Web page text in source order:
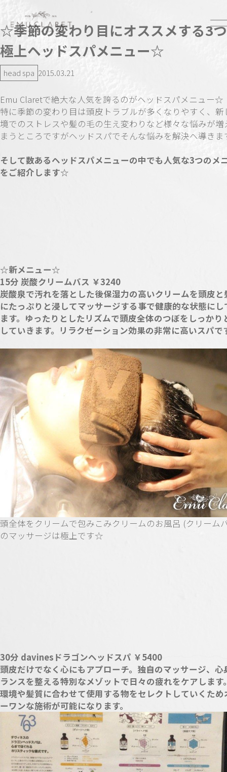
☆季節の変わり目にオススメする3
極上ヘッドスパメニュー☆
head spa 2015.03.21
Emu Claretで絶大な人気を誇るのがヘッドスパメニュー☆
特に季節の変わり目は頭皮トラブルが多くなりやすく、新
境でのストレスや髪の毛の生え変わりなど様々な悩みが増
まうところですがヘッドスパでそんな悩みを解決へ導き
そして数あるヘッドスパメニューの中でも人気な3つのメ
をご紹介します☆
☆新メニュー☆
15分 炭酸クリームバス ￥3240
炭酸泉で汚れを落とした後保湿力の高いクリームを頭皮と
にたっぷりと浸してマッサージする事で健康的な状態にし
ます。ゆったりとしたリズムで頭皮全体のつぼをしっかり
していきます。リラクゼーション効果の非常に高いスパ
頭全体をクリームで包みこみクリームのお風呂 (クリーム
のマッサージは極上です☆
30分 davinesドラゴンヘッドスパ ￥5400
頭皮だけでなく心にもアプローチ。独自のマッサージ、心
ランスを整える特別なメゾットで日々の疲れをケアします
環境や髪質に合わせて使用する物をセレクトしていくため
ーワンな施術が可能になります。